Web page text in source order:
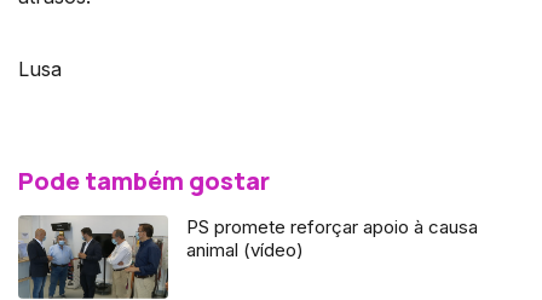
Lusa
Pode também gostar
PS promete reforçar apoio à causa
animal (vídeo)